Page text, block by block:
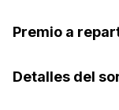
Premio a
Detalles del